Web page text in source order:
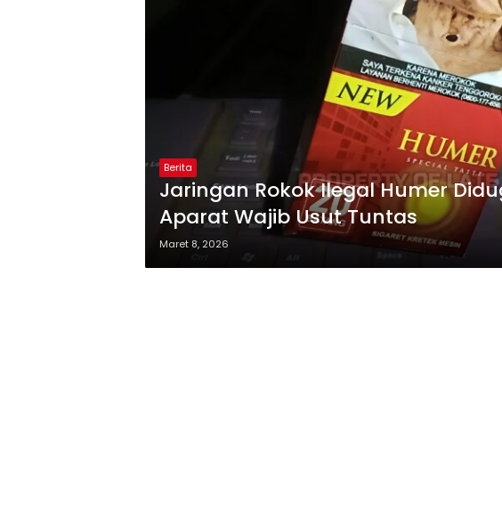
Berita
Jaringan Rokok Ilegal Humer
Aparat Wajib Usut Tuntas
Maret 8, 2026